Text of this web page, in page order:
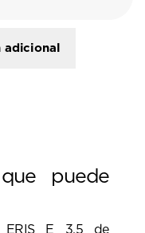
adicional
puede
ERIS E 3.5 de